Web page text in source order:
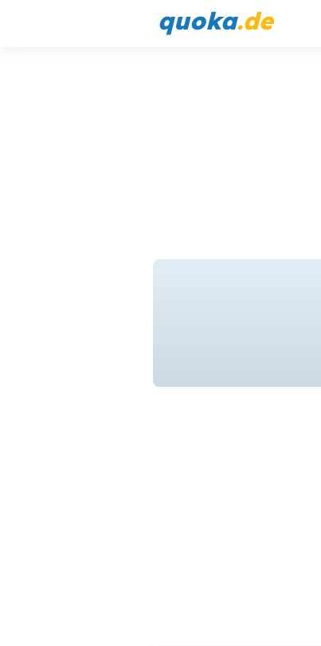
quoka.de